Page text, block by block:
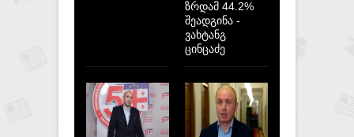
ზრდამ 44.2%
შეადგინა -
ვახტანგ
ცინცაძე